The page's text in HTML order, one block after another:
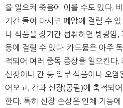
을 일으켜 죽음에 이를 수도 있다.
기간 들이 마시면 폐암에 걸릴 수
나 식품을 장기간 섭취하면 방광암
등에 걸릴 수 있다. 카드뮴은 아주
적되어 여러 중독 증상을 일으킨다.
신장이나 간 등 일부 식품이나 오
어오고, 간과 신장(콩팥)에 축적되
한다. 특히 신장 손상은 인체 기능